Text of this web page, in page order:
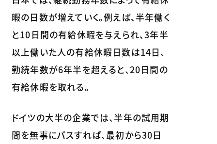
暇の日数が増えていく。例えば、半年働く
と10日間の有給休暇を与えられ、3年半
以上働いた人の有給休暇日数は14日、
勤続年数が6年半を超えると、20日間の
有給休暇を取れる。
ドイツの大半の企業では、半年の試用期
間を無事にパスすれば、最初から30日